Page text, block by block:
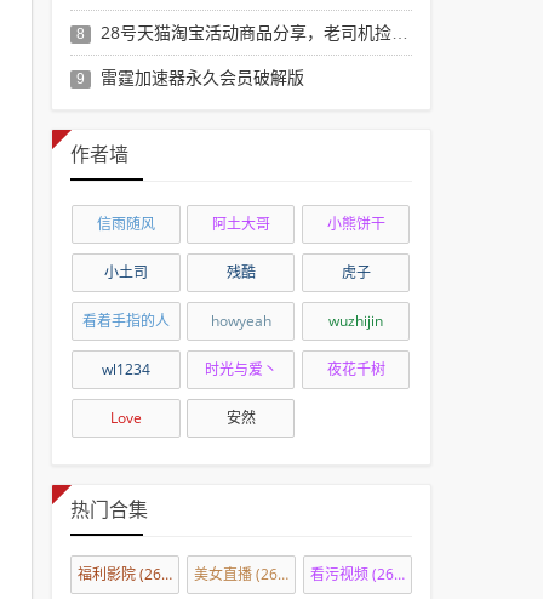
8 28号天猫淘宝活动商品分享，老司机捡漏必备
9 雷霆加速器永久会员破解版
作者墙
信雨随风 阿土大哥 小熊饼干
小土司 残酷 虎子
看着手指的人 howyeah wuzhijin
wl1234 时光与爱丶 夜花千树
Love 安然
热门合集
福利影院(2690) 美女直播(2690) 看污视频(2655)